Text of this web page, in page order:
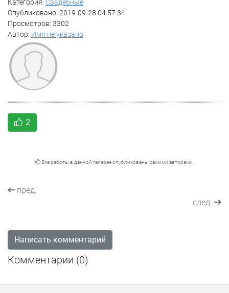
Категория: Свадебные
Опубликовано: 2019-09-28 04:57:34
Просмотров: 3302
Автор: Имя не указано
2
Все работы в данной галерее опубликованы самими авторами.
пред.
след.
Написать комментарий
Комментарии (0)